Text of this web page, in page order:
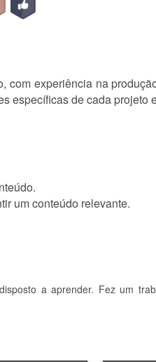
com experiência na
específicas de cada projeto
um conteúdo relevante.
a aprender. Fez um